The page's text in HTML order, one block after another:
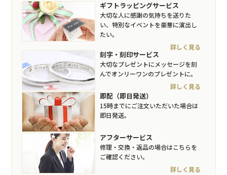
ギフトラッピングサービス
大切な人に感謝の気持ちを送りた
い、特別なイベントを豪華に演出し
たい。
詳しく見る
刻字・刻印サービス
大切なプレゼントにメッセージを刻
んでオンリーワンのプレゼントに。
詳しく見る
即配（即日発送）
15時までにご注文いただいた場合は
即日発送。
アフターサービス
修理・交換・返品の場合はこちらを
ご確認ください。
詳しく見る